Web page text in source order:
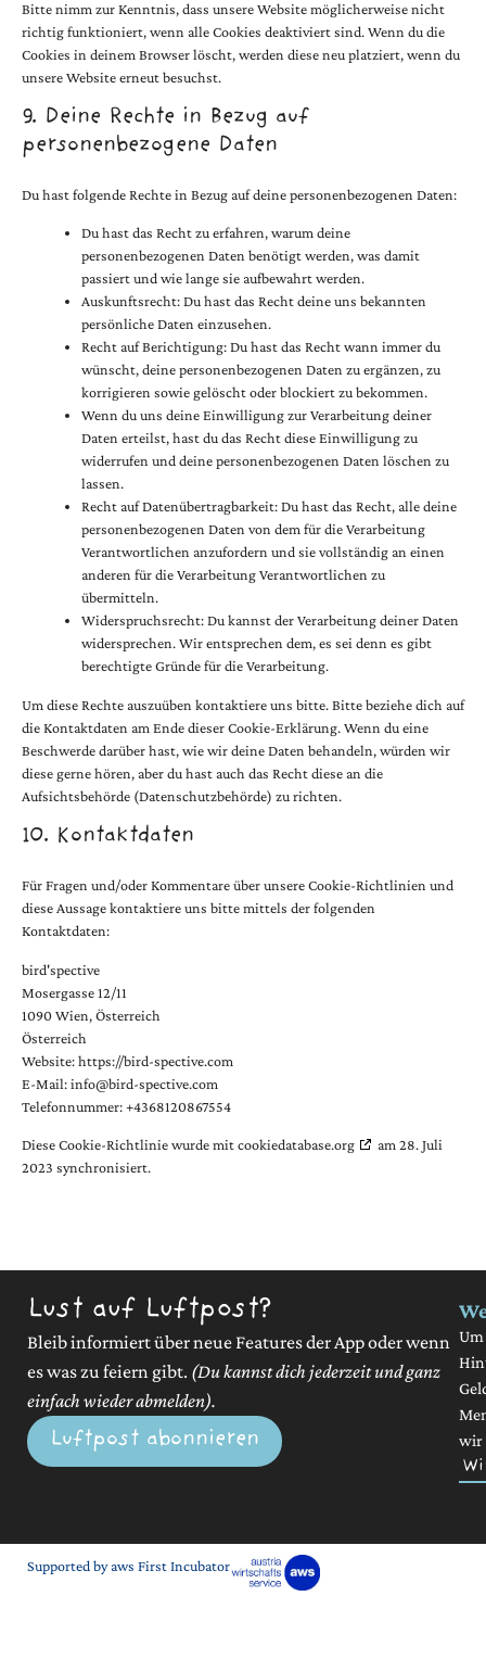
Bitte nimm zur Kenntnis, dass unsere Website möglicherweise nicht
richtig funktioniert, wenn alle Cookies deaktiviert sind. Wenn du die
Cookies in deinem Browser löscht, werden diese neu platziert, wenn du
unsere Website erneut besuchst.
9. Deine Rechte in Bezug auf
personenbezogene Daten
Du hast folgende Rechte in Bezug auf deine personenbezogenen Daten:
Du hast das Recht zu erfahren, warum deine
personenbezogenen Daten benötigt werden, was damit
passiert und wie lange sie aufbewahrt werden.
Auskunftsrecht: Du hast das Recht deine uns bekannten
persönliche Daten einzusehen.
Recht auf Berichtigung: Du hast das Recht wann immer du
wünscht, deine personenbezogenen Daten zu ergänzen, zu
korrigieren sowie gelöscht oder blockiert zu bekommen.
Wenn du uns deine Einwilligung zur Verarbeitung deiner
Daten erteilst, hast du das Recht diese Einwilligung zu
widerrufen und deine personenbezogenen Daten löschen zu
lassen.
Recht auf Datenübertragbarkeit: Du hast das Recht, alle deine
personenbezogenen Daten von dem für die Verarbeitung
Verantwortlichen anzufordern und sie vollständig an einen
anderen für die Verarbeitung Verantwortlichen zu
übermitteln.
Widerspruchsrecht: Du kannst der Verarbeitung deiner Daten
widersprechen. Wir entsprechen dem, es sei denn es gibt
berechtigte Gründe für die Verarbeitung.
Um diese Rechte auszuüben kontaktiere uns bitte. Bitte beziehe dich auf
die Kontaktdaten am Ende dieser Cookie-Erklärung. Wenn du eine
Beschwerde darüber hast, wie wir deine Daten behandeln, würden wir
diese gerne hören, aber du hast auch das Recht diese an die
Aufsichtsbehörde (Datenschutzbehörde) zu richten.
10. Kontaktdaten
Für Fragen und/oder Kommentare über unsere Cookie-Richtlinien und
diese Aussage kontaktiere uns bitte mittels der folgenden
Kontaktdaten:
bird'spective
Mosergasse 12/11
1090 Wien, Österreich
Österreich
Website:https://bird-spective.com
E-Mail:info@bird-spective.com
Telefonnummer: +4368120867554
Diese Cookie-Richtlinie wurde mitcookiedatabase.org
am 28. Juli
2023 synchronisiert.
Lust auf Luftpost?
Bleib informiert über neue Features der App oder wenn
es was zu feiern gibt. (Du kannst dich jederzeit und ganz
einfach wieder abmelden).
Luftpost abonnieren
Um
wir
Supported by aws First Incubator